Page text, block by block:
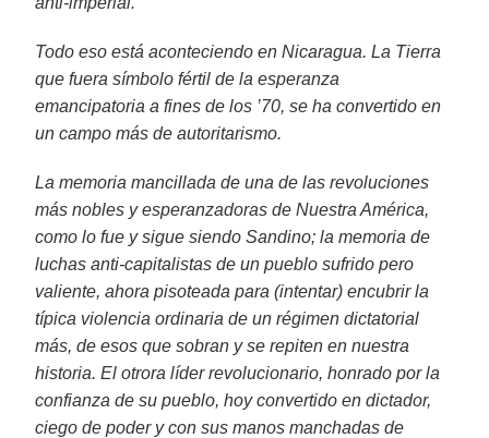
Todo eso está aconteciendo en Nicaragua. La Tierra
que fuera símbolo fértil de la esperanza
emancipatoria a fines de los ’70, se ha convertido en
un campo más de autoritarismo.
La memoria mancillada de una de las revoluciones
más nobles y esperanzadoras de Nuestra América,
como lo fue y sigue siendo Sandino; la memoria de
luchas anti-capitalistas de un pueblo sufrido pero
valiente, ahora pisoteada para (intentar) encubrir la
típica violencia ordinaria de un régimen dictatorial
más, de esos que sobran y se repiten en nuestra
historia. El otrora líder revolucionario, honrado por la
confianza de su pueblo, hoy convertido en dictador,
ciego de poder y con sus manos manchadas de